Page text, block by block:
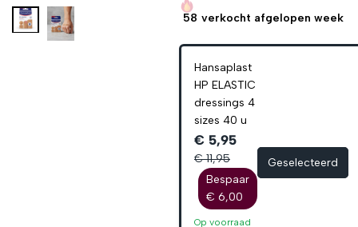
58 verkocht afgelopen week
Hansaplast
HP ELASTIC
dressings 4
sizes 40 u
€ 5,95
€ 11,95
Bespaar
€ 6,00
Op voorraad
Geselecteerd